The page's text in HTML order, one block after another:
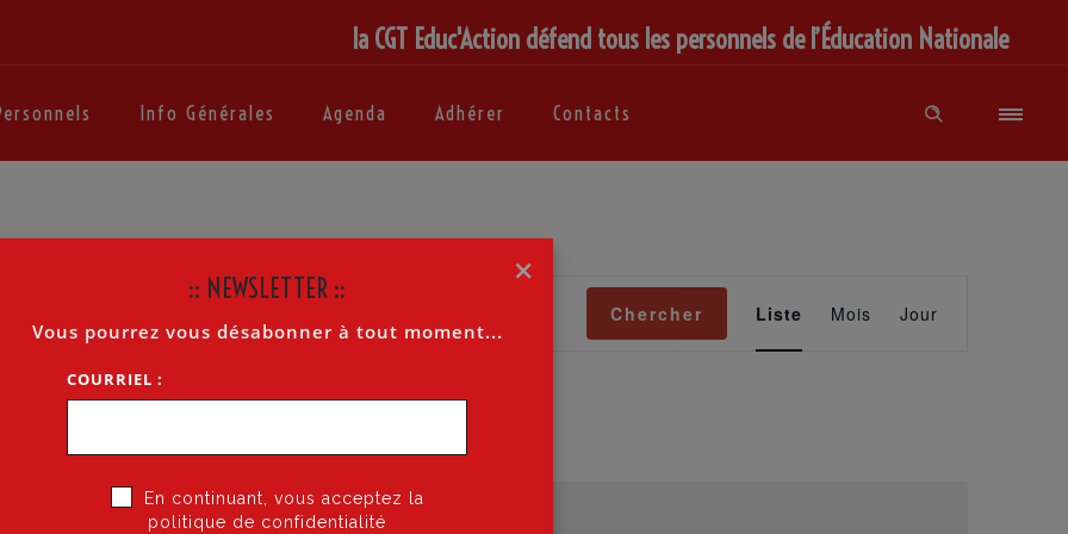
la CGT Educ'Action défend tous les personnels de l’Éducation Nationale
Info Générales Agenda Adhérer Contacts
Il n’y a pas d’évènements à venir.
Chercher
de
Liste Mois Jour
×
:: NEWSLETTER ::
Vous pourrez vous désabonner à tout moment...
COURRIEL :
En continuant, vous acceptez la
politique de confidentialité